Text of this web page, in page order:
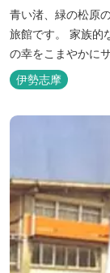
青い渚、緑の松原
旅館です。 家族的
の幸をこまやかに
伊勢志摩